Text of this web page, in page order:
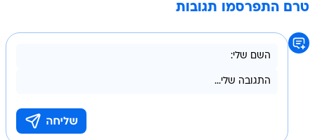
טרם התפרסמו תגובות